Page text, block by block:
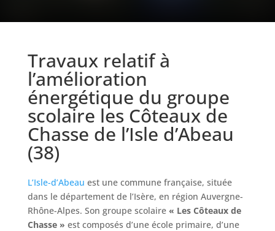
Travaux relatif à
l’amélioration
énergétique du groupe
scolaire les Côteaux de
Chasse de l’Isle d’Abeau
(38)
L’Isle-d’Abeau est une commune française, située
dans le département de l’Isère, en région Auvergne-
Rhône-Alpes. Son groupe scolaire « Les Côteaux de
Chasse » est composés d’une école primaire, d’une